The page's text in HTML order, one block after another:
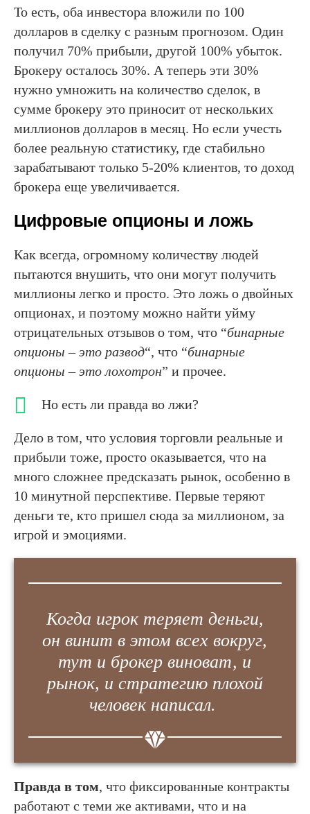
То есть, оба инвестора вложили по 100
долларов в сделку с разным прогнозом. Один
получил 70% прибыли, другой 100% убыток.
Брокеру осталось 30%. А теперь эти 30%
нужно умножить на количество сделок, в
сумме брокеру это приносит от нескольких
миллионов долларов в месяц. Но если учесть
более реальную статистику, где стабильно
зарабатывают только 5-20% клиентов, то доход
брокера еще увеличивается.
Цифровые опционы и ложь
Как всегда, огромному количеству людей
пытаются внушить, что они могут получить
миллионы легко и просто. Это ложь о двойных
опционах, и поэтому можно найти уйму
отрицательных отзывов о том, что “бинарные
опционы – это развод“, что “бинарные
опционы – это лохотрон” и прочее.
Но есть ли правда во лжи?
Дело в том, что условия торговли реальные и
прибыли тоже, просто оказывается, что на
много сложнее предсказать рынок, особенно в
10 минутной перспективе. Первые теряют
деньги те, кто пришел сюда за миллионом, за
игрой и эмоциями.
Когда игрок теряет деньги,
он винит в этом всех вокруг,
тут и брокер виноват, и
рынок, и стратегию плохой
человек написал.
Правда в том, что фиксированные контракты
работают с теми же активами, что и на